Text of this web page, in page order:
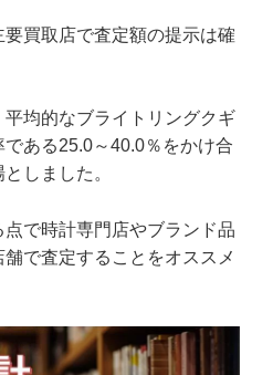
買取店で査定額の提示は確
均的なブライトリングクギ
ある25.0～40.0％をかけ合
しました。
で時計専門店やブランド品
で査定することをオススメ